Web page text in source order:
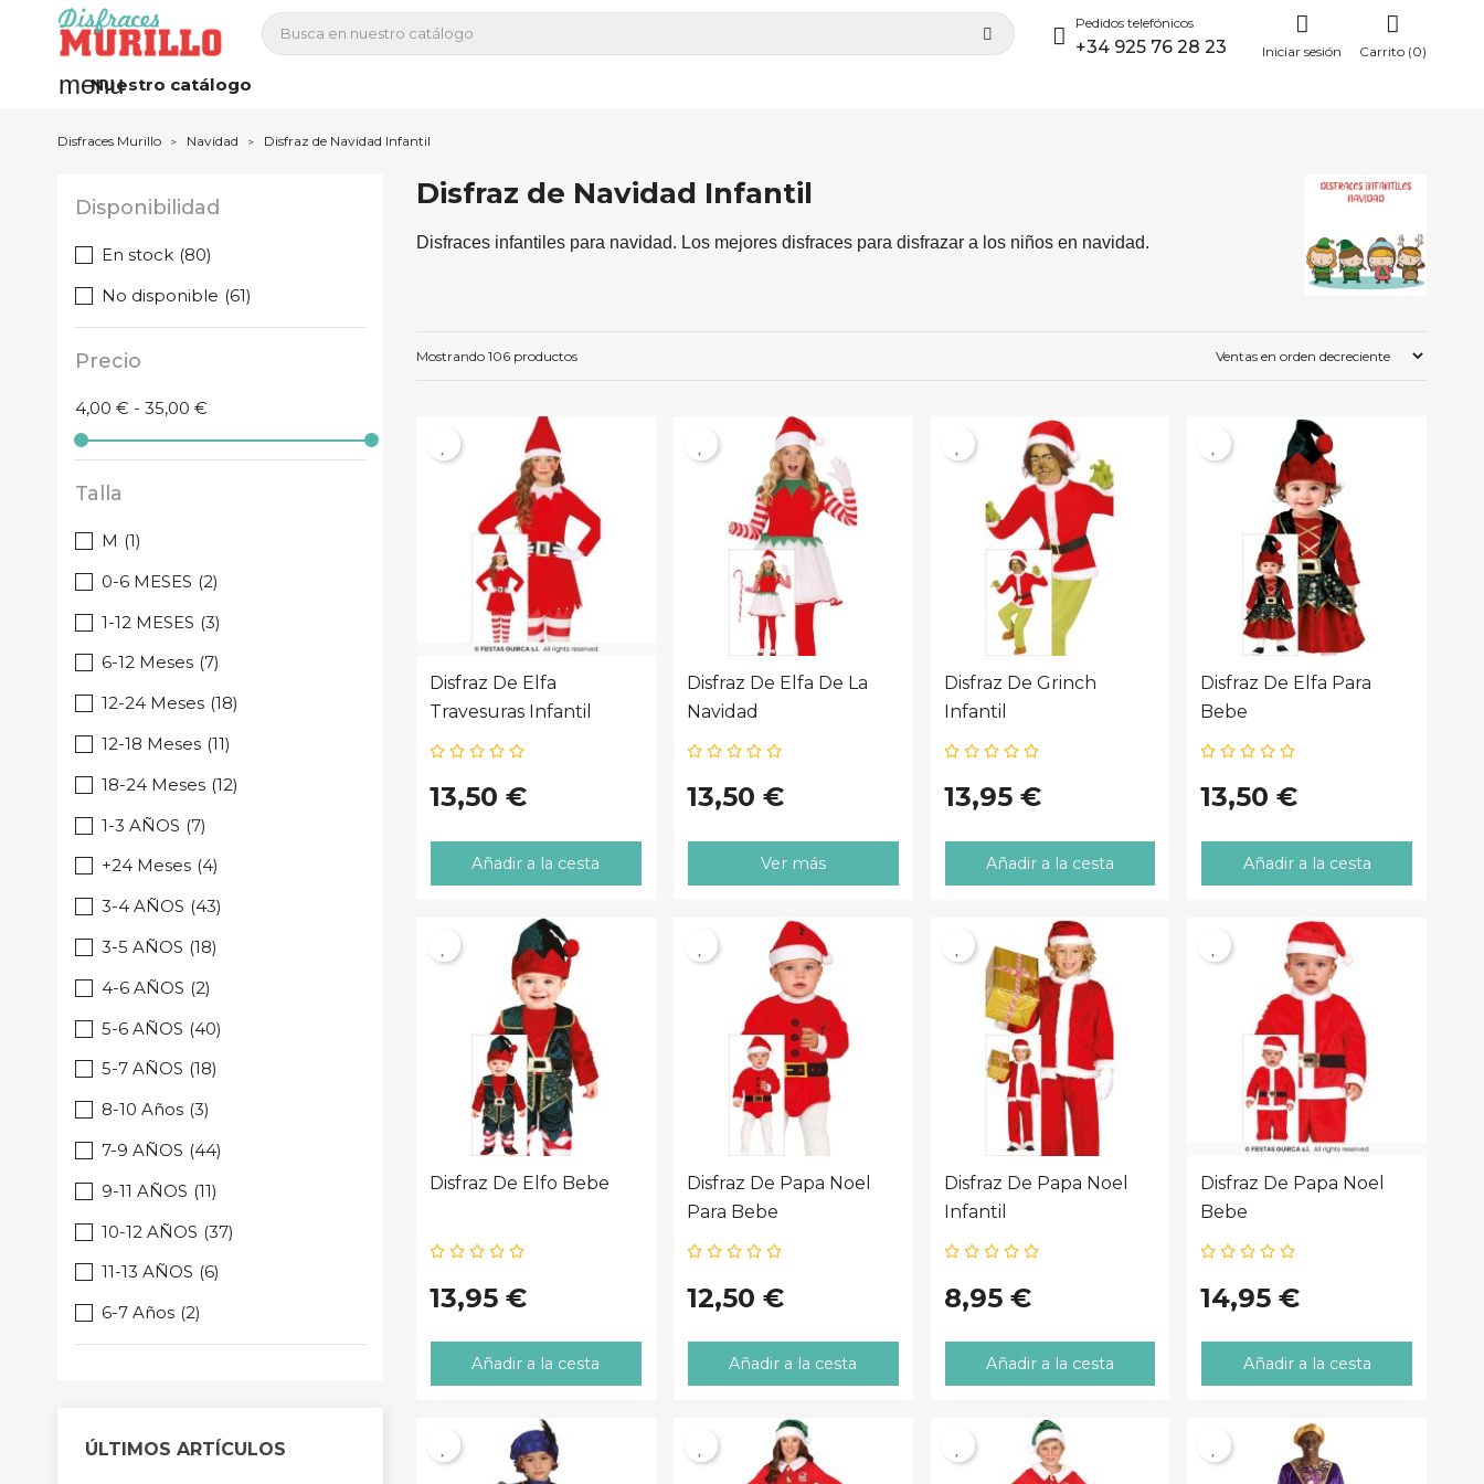
Pedidos telefónicos
+34 925 76 28 23 Iniciar sesión Carrito (0)
menuNuestro catálogo
Disfraces Murillo Navidad Disfraz de Navidad Infantil
Disponibilidad
En stock (80)
No disponible (61)
Precio
4,00 € - 35,00 €
Talla
M (1)
0-6 MESES (2)
1-12 MESES (3)
6-12 Meses (7)
12-24 Meses (18)
12-18 Meses (11)
18-24 Meses (12)
1-3 AÑOS (7)
+24 Meses (4)
3-4 AÑOS (43)
3-5 AÑOS (18)
4-6 AÑOS (2)
5-6 AÑOS (40)
5-7 AÑOS (18)
8-10 Años (3)
7-9 AÑOS (44)
9-11 AÑOS (11)
10-12 AÑOS (37)
11-13 AÑOS (6)
6-7 Años (2)
ÚLTIMOS ARTÍCULOS
Disfraz de Navidad Infantil
Disfraces infantiles para navidad. Los mejores disfraces para disfrazar a los niños en navidad.
Mostrando 106 productos
Disfraz De Elfa
Travesuras Infantil
13,50 €
Añadir a la cesta
Disfraz De Elfa De La
Navidad
13,50 €
Ver más
Disfraz De Grinch
Infantil
13,95 €
Añadir a la cesta
Disfraz De Elfa Para
Bebe
13,50 €
Añadir a la cesta
Disfraz De Elfo Bebe
13,95 €
Añadir a la cesta
Disfraz De Papa Noel
Para Bebe
12,50 €
Añadir a la cesta
Disfraz De Papa Noel
Infantil
8,95 €
Añadir a la cesta
Disfraz De Papa Noel
Bebe
14,95 €
Añadir a la cesta